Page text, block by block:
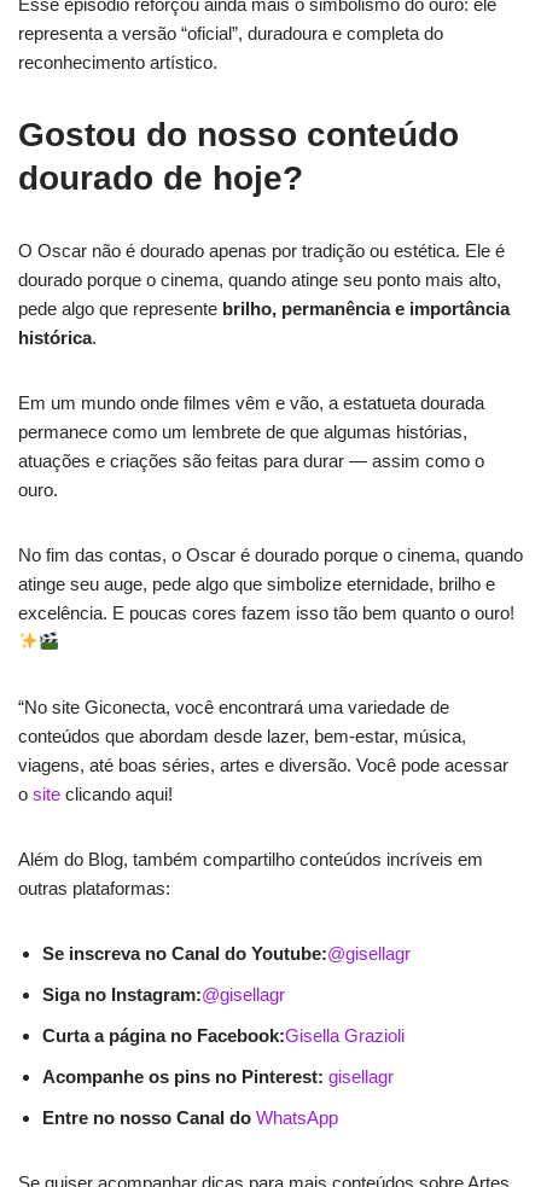
Esse episódio reforçou ainda mais o simbolismo do ouro: ele
representa a versão “oficial”, duradoura e completa do
reconhecimento artístico.
Gostou do nosso conteúdo
dourado de hoje?
O Oscar não é dourado apenas por tradição ou estética. Ele é
dourado porque o cinema, quando atinge seu ponto mais alto,
pede algo que represente brilho, permanência e importância
histórica.
Em um mundo onde filmes vêm e vão, a estatueta dourada
permanece como um lembrete de que algumas histórias,
atuações e criações são feitas para durar — assim como o
ouro.
No fim das contas, o Oscar é dourado porque o cinema, quando
atinge seu auge, pede algo que simbolize eternidade, brilho e
excelência. E poucas cores fazem isso tão bem quanto o ouro!
“No site Giconecta, você encontrará uma variedade de
conteúdos que abordam desde lazer, bem-estar, música,
viagens, até boas séries, artes e diversão. Você pode acessar
o site clicando aqui!
Além do Blog, também compartilho conteúdos incríveis em
outras plataformas:
Se inscreva no Canal do Youtube:@gisellagr
Siga no Instagram:@gisellagr
Curta a página no Facebook:Gisella Grazioli
Acompanhe os pins no Pinterest: gisellagr
Entre no nosso Canal do WhatsApp
Se quiser acompanhar dicas para mais conteúdos sobre Artes